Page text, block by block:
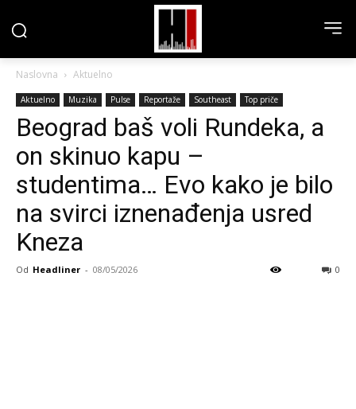
Naslovna Aktuelno
Aktuelno Muzika Pulse Reportaže Southeast Top priče
Beograd baš voli Rundeka, a
on skinuo kapu –
studentima… Evo kako je bilo
na svirci iznenađenja usred
Kneza
Od Headliner - 08/05/2026 0